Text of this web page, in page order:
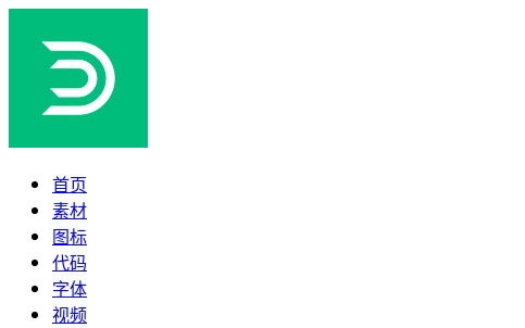
首页
素材
图标
代码
字体
视频